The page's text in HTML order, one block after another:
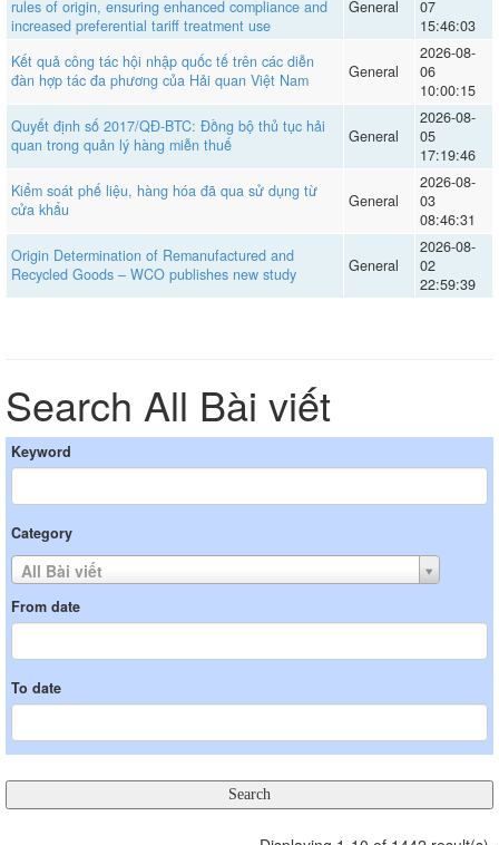
rules of origin, ensuring enhanced compliance and
increased preferential tariff treatment use
General
07
15:46:03
Kết quả công tác hội nhập quốc tế trên các diễn
đàn hợp tác đa phương của Hải quan Việt Nam
General
2026-08-
06
10:00:15
Quyết định số 2017/QĐ-BTC: Đồng bộ thủ tục hải
quan trong quản lý hàng miễn thuế
General
2026-08-
05
17:19:46
Kiểm soát phế liệu, hàng hóa đã qua sử dụng từ
cửa khẩu
General
2026-08-
03
08:46:31
Origin Determination of Remanufactured and
Recycled Goods – WCO publishes new study
General
2026-08-
02
22:59:39
Search All Bài viết
Keyword
Category
All Bài viết
From date
To date